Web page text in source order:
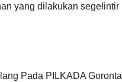
yang dilakukan
Pada PILKADA